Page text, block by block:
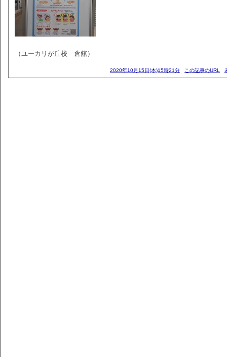
（ユーカリが丘校 倉舘）
2020年10月15日(木)15時21分 この記事のURL